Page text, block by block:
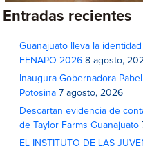
Entradas recientes
Guanajuato lleva la
FENAPO 2026 8 agosto,
Inaugura Gobernadora
Potosina 7 agosto, 2026
Descartan evidencia de
de Taylor Farms Guanajuato
EL INSTITUTO DE LAS